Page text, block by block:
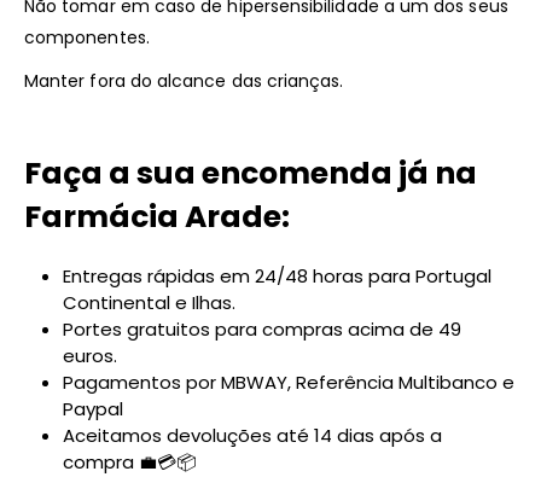
Não tomar em caso de hipersensibilidade a um dos seus
componentes.
Manter fora do alcance das crianças.
Faça a sua encomenda já na
Farmácia Arade:
Entregas rápidas em 24/48 horas para Portugal
Continental e Ilhas.
Portes gratuitos para compras acima de 49
euros.
Pagamentos por MBWAY, Referência Multibanco e
Paypal
Aceitamos devoluções até 14 dias após a
compra 💼💳📦